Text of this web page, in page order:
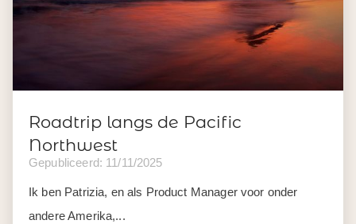
Roadtrip langs de Pacific
Northwest
Gepubliceerd: 11/11/2025
Ik ben Patrizia, en als Product Manager voor onder
andere Amerika,...